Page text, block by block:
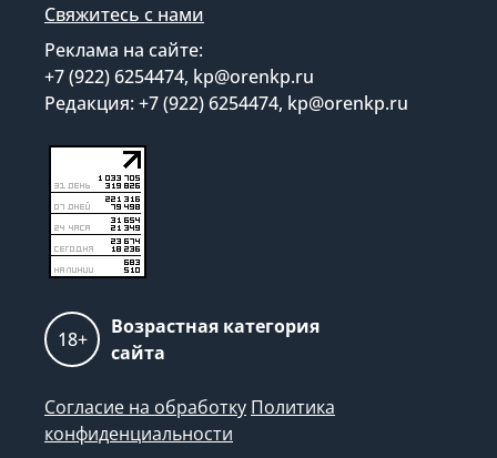
Свяжитесь с нами
Реклама на сайте:
+7 (922) 6254474, kp@orenkp.ru
Редакция: +7 (922) 6254474, kp@orenkp.ru
18+
Возрастная категория
сайта
Согласие на обработку Политика
конфиденциальности